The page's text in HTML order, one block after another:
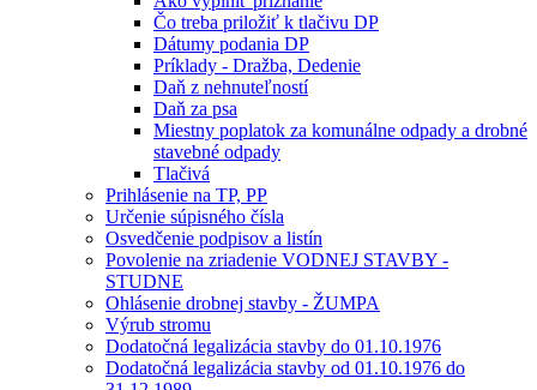
Čo treba priložiť k tlačivu DP
Dátumy podania DP
Príklady - Dražba, Dedenie
Daň z nehnuteľností
Daň za psa
Miestny poplatok za komunálne odpady a drobné
stavebné odpady
Tlačivá
Prihlásenie na TP, PP
Určenie súpisného čísla
Osvedčenie podpisov a listín
Povolenie na zriadenie VODNEJ STAVBY -
STUDNE
Ohlásenie drobnej stavby - ŽUMPA
Výrub stromu
Dodatočná legalizácia stavby do 01.10.1976
Dodatočná legalizácia stavby od 01.10.1976 do